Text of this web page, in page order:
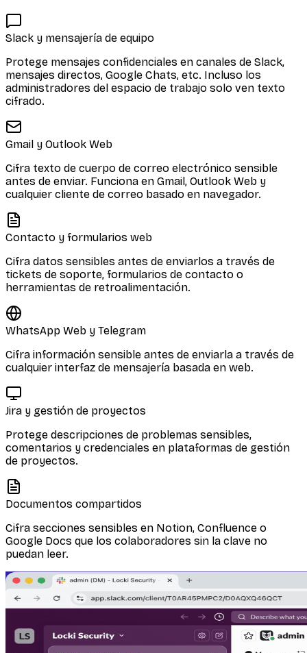
Slack y mensajería de equipo
Protege mensajes confidenciales en canales de Slack,
mensajes directos, Google Chats, etc. Incluso los
administradores del espacio de trabajo solo ven texto
cifrado.
Gmail y Outlook Web
Cifra texto de cuerpo de correo electrónico sensible
antes de enviar. Funciona en Gmail, Outlook Web y
cualquier cliente de correo basado en navegador.
Contacto y formularios web
Cifra datos sensibles antes de enviarlos a través de
tickets de soporte, formularios de contacto o
herramientas de retroalimentación.
WhatsApp Web y Telegram
Cifra información sensible antes de enviarla a través de
cualquier interfaz de mensajería basada en web.
Jira y gestión de proyectos
Protege descripciones de problemas sensibles,
comentarios y credenciales en plataformas de gestión
de proyectos.
Documentos compartidos
Cifra secciones sensibles en Notion, Confluence o
Google Docs que los colaboradores sin la clave no
puedan leer.